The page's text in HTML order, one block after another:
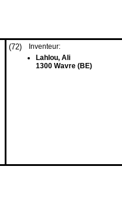
(72)
Inventeur:
Lahlou, Ali
1300 Wavre (BE)